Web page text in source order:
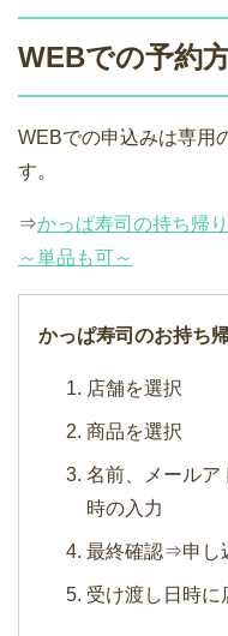
WEBでの予約
WEBでの申込みは専用
す。
⇒かっぱ寿司の持ち帰
～単品も可～
かっぱ寿司のお持ち
店舗を選択
商品を選択
名前、メールア
時の入力
最終確認⇒申し
受け渡し日時に